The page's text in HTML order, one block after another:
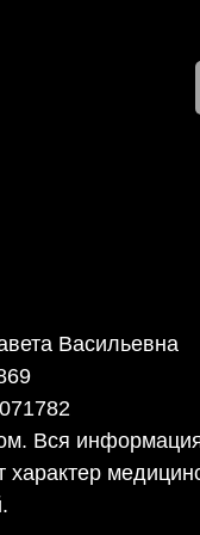
Васильевна
Вся
характер